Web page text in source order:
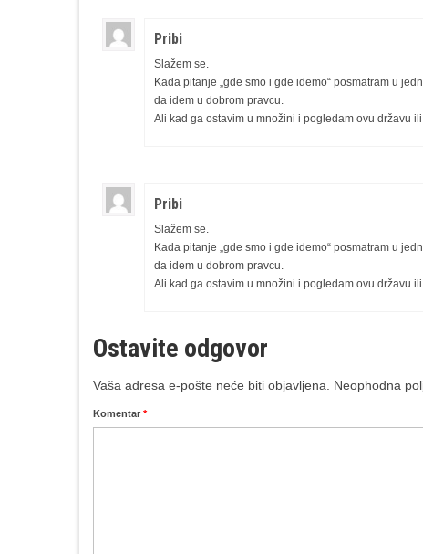
Pribi
Slažem se.
Kada pitanje „gde smo i gde idemo“ posmatram u
da idem u dobrom pravcu.
Ali kad ga ostavim u množini i pogledam ovu državu
Pribi
Slažem se.
Kada pitanje „gde smo i gde idemo“ posmatram u
da idem u dobrom pravcu.
Ali kad ga ostavim u množini i pogledam ovu državu
Ostavite odgovor
Vaša adresa e-pošte neće biti objavljena. Neophodna
Komentar *